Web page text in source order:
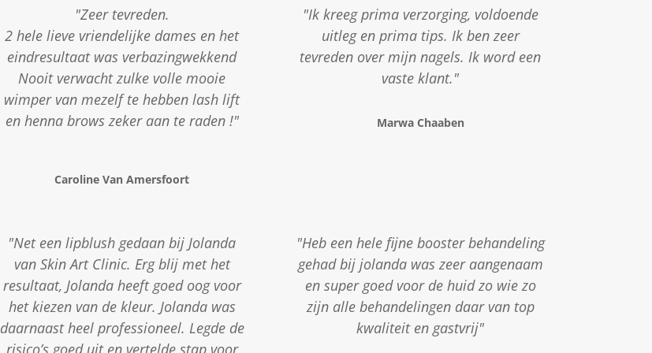
"Zeer tevreden.
2 hele lieve vriendelijke dames en het
eindresultaat was verbazingwekkend
Nooit verwacht zulke volle mooie
wimper van mezelf te hebben lash lift
en henna brows zeker aan te raden !"
Caroline Van Amersfoort
"Ik kreeg prima verzorging, voldoende
uitleg en prima tips. Ik ben zeer
tevreden over mijn nagels. Ik word een
vaste klant."
Marwa Chaaben
"Net een lipblush gedaan bij Jolanda
van Skin Art Clinic. Erg blij met het
resultaat, Jolanda heeft goed oog voor
het kiezen van de kleur. Jolanda was
daarnaast heel professioneel. Legde de
risico’s goed uit en vertelde stap voor
"Heb een hele fijne booster behandeling
gehad bij jolanda was zeer aangenaam
en super goed voor de huid zo wie zo
zijn alle behandelingen daar van top
kwaliteit en gastvrij"